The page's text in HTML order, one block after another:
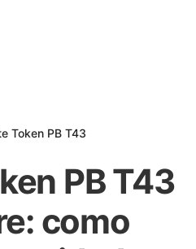
Token PB T43
PB T43
como